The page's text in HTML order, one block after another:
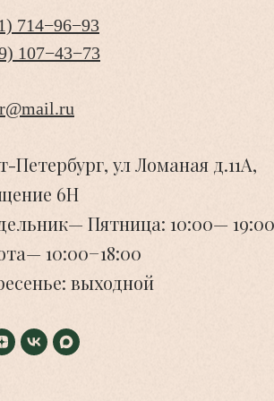
714−96−93
107−43−73
Петербург, ул Ломаная д.11А,
6Н
Пятница: 10:00—
10:00−18:00
выходной